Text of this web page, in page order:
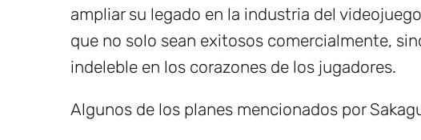
ampliar su legado en la industria del
que no solo sean exitosos comercialmente,
indeleble en los corazones de los jugadores.
Algunos de los planes mencionados por